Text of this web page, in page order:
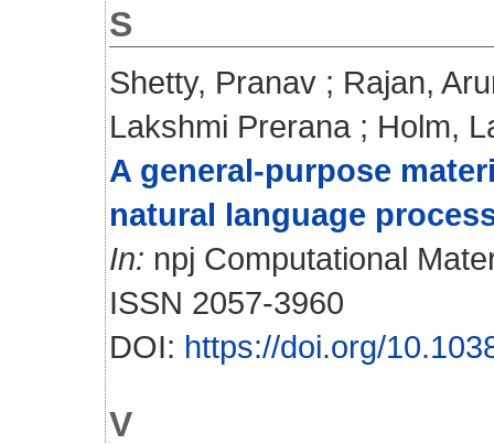
S
Shetty, Pranav ; Rajan,
Lakshmi Prerana ; Holm,
A general-purpose
natural language
In: npj Computational
ISSN 2057-3960
DOI: https://doi.org/
V